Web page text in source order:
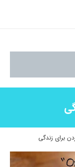
برای زندگی